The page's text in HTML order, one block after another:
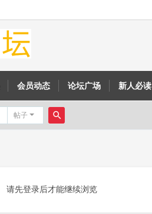
会员动态 论坛广场 新人必读
帖子
搜
请先登录后才能继续浏览